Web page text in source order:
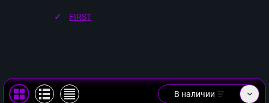
FIRST
В наличии